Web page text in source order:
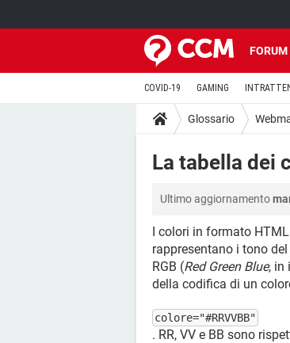
FORUM
COVID-19 GAMING
Glossario
La tabella dei
Ultimo aggiornamento
I colori in formato
rappresentano i tono
RGB (Red Green Blue, in
della codifica di un
colore="#RRVVBB"
. RR, VV e BB sono